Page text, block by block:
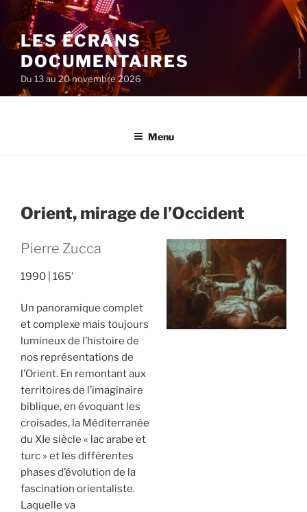
au
contenu
principal
LES ÉCRANS
DOCUMENTAIRES
Du 13 au 20 novembre 2026
Menu
Orient, mirage de l’Occident
Pierre Zucca
1990 165’
Un panoramique complet
et complexe mais toujours
lumineux de l’histoire de
nos représentations de
l’Orient. En remontant aux
territoires de l’imaginaire
biblique, en évoquant les
croisades, la Méditerranée
du XIe siècle « lac arabe et
turc » et les différentes
phases d’évolution de la
fascination orientaliste.
Laquelle va